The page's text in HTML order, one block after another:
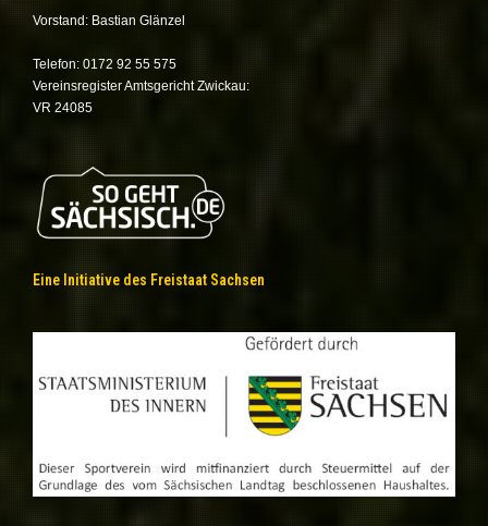
Vorstand: Bastian Glänzel
Telefon: 0172 92 55 575
Vereinsregister Amtsgericht Zwickau:
VR 24085
Eine Initiative des Freistaat Sachsen